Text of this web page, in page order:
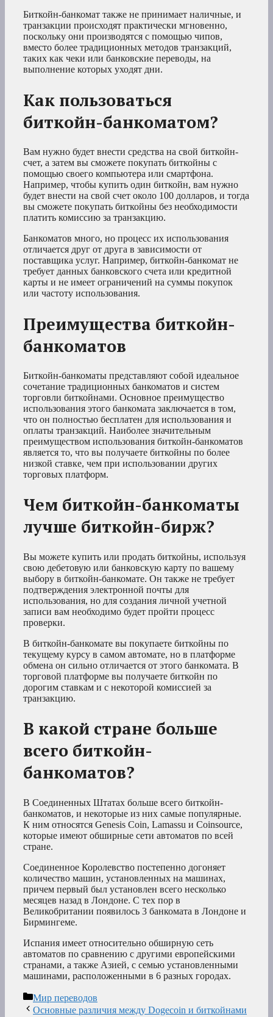
Биткойн-банкомат также не принимает наличные, и
транзакции происходят практически мгновенно,
поскольку они производятся с помощью чипов,
вместо более традиционных методов транзакций,
таких как чеки или банковские переводы, на
выполнение которых уходят дни.
Как пользоваться
биткойн-банкоматом?
Вам нужно будет внести средства на свой биткойн-
счет, а затем вы сможете покупать биткойны с
помощью своего компьютера или смартфона.
Например, чтобы купить один биткойн, вам нужно
будет внести на свой счет около 100 долларов, и тогда
вы сможете покупать биткойны без необходимости
платить комиссию за транзакцию.
Банкоматов много, но процесс их использования
отличается друг от друга в зависимости от
поставщика услуг. Например, биткойн-банкомат не
требует данных банковского счета или кредитной
карты и не имеет ограничений на суммы покупок
или частоту использования.
Преимущества биткойн-
банкоматов
Биткойн-банкоматы представляют собой идеальное
сочетание традиционных банкоматов и систем
торговли биткойнами. Основное преимущество
использования этого банкомата заключается в том,
что он полностью бесплатен для использования и
оплаты транзакций. Наиболее значительным
преимуществом использования биткойн-банкоматов
является то, что вы получаете биткойны по более
низкой ставке, чем при использовании других
торговых платформ.
Чем биткойн-банкоматы
лучше биткойн-бирж?
Вы можете купить или продать биткойны, используя
свою дебетовую или банковскую карту по вашему
выбору в биткойн-банкомате. Он также не требует
подтверждения электронной почты для
использования, но для создания личной учетной
записи вам необходимо будет пройти процесс
проверки.
В биткойн-банкомате вы покупаете биткойны по
текущему курсу в самом автомате, но в платформе
обмена он сильно отличается от этого банкомата. В
торговой платформе вы получаете биткойн по
дорогим ставкам и с некоторой комиссией за
транзакцию.
В какой стране больше
всего биткойн-
банкоматов?
В Соединенных Штатах больше всего биткойн-
банкоматов, и некоторые из них самые популярные.
К ним относятся Genesis Coin, Lamassu и Coinsource,
которые имеют обширные сети автоматов по всей
стране.
Соединенное Королевство постепенно догоняет
количество машин, установленных на машинах,
причем первый был установлен всего несколько
месяцев назад в Лондоне. С тех пор в
Великобритании появилось 3 банкомата в Лондоне и
Бирмингеме.
Испания имеет относительно обширную сеть
автоматов по сравнению с другими европейскими
странами, а также Азией, с семью установленными
машинами, расположенными в 6 разных городах.
Рубрики
Мир переводов
Основные различия между Dogecoin и биткойнами